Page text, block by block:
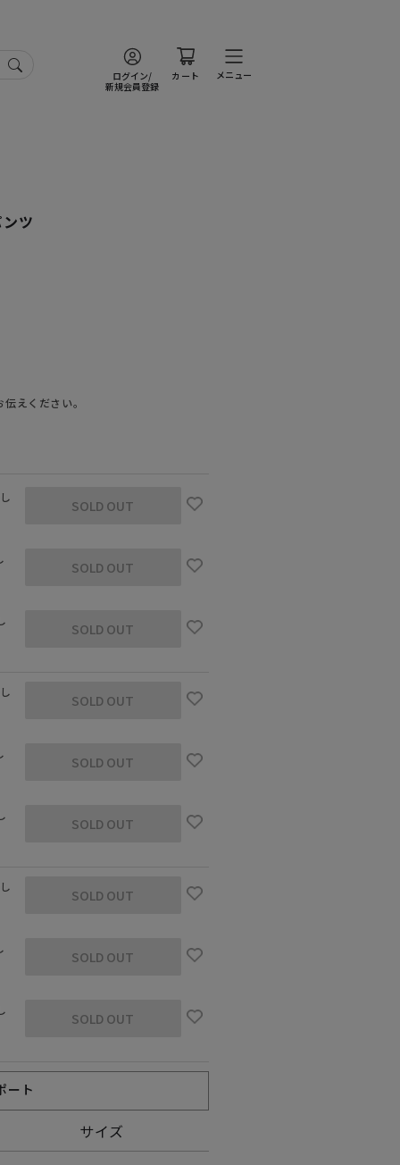
ログイン/
新規会員登録
カート メニュー
ツ
えください。
SOLD OUT
SOLD OUT
SOLD OUT
SOLD OUT
SOLD OUT
SOLD OUT
SOLD OUT
SOLD OUT
SOLD OUT
ート
サイズ